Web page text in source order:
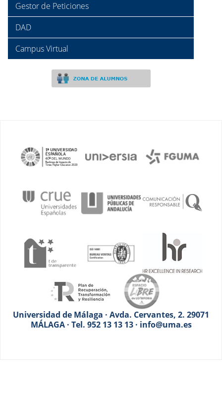
Gestor de Peticiones
DAD
Campus Virtual
Universidad de Málaga · Avda. Cervantes, 2. 29071
MÁLAGA · Tel. 952 13 13 13 · info@uma.es